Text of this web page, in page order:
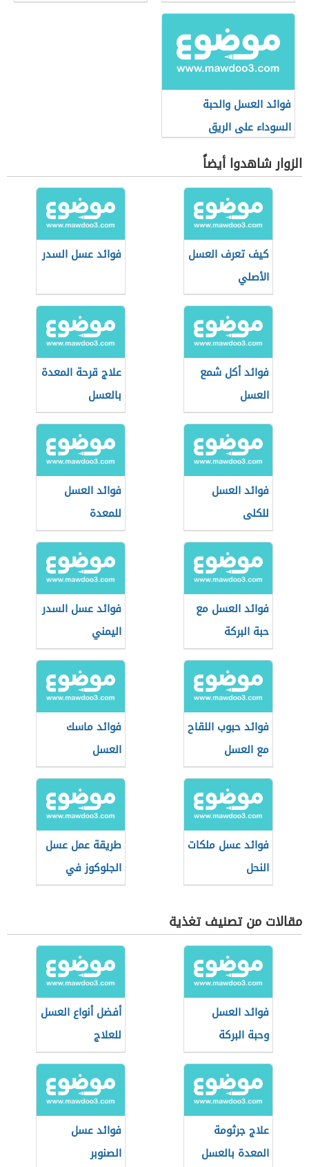
فوائد العسل والحبة
السوداء على الريق
الزوار شاهدوا أيضاً
كيف تعرف العسل
الأصلي
فوائد عسل السدر
فوائد أكل شمع
العسل
علاج قرحة المعدة
بالعسل
فوائد العسل
للكلى
فوائد العسل
للمعدة
فوائد العسل مع
حبة البركة
فوائد عسل السدر
اليمني
فوائد حبوب اللقاح
مع العسل
فوائد ماسك
العسل
فوائد عسل ملكات
النحل
طريقة عمل عسل
الجلوكوز في
المنزل
مقالات من تصنيف تغذية
فوائد العسل
وحبة البركة
أفضل أنواع العسل
للعلاج
علاج جرثومة
المعدة بالعسل
فوائد عسل
الصنوبر